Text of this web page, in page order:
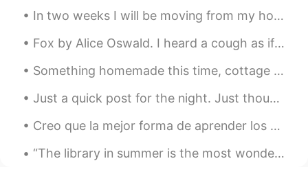
Yo escribo poesía ♡
Alexander 2021.01.06 22:16
"Poema 20" de Pablo Neruda
Liz Duran 2021.01.06 15:31
In two weeks I will be moving from my home in Pennsylvania back to Rochester, New York where I wi...
Fox by Alice Oswald. I heard a cough as if a thief was there outside my sleep a sharp intake of ...
Something homemade this time, cottage pie! A staple in the British kitchen. Minced beef with grav...
Just a quick post for the night. Just thought I'd share how nice the moon looks tonight 😁 I just ...
Creo que la mejor forma de aprender los usos de in, on, y at es simplemente caso por caso. Sigan ...
“The library in summer is the most wonderful thing because there you get books on any subject and...